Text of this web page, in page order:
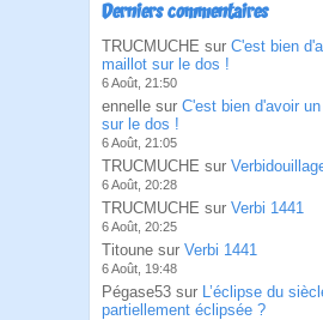
Derniers commentaires
TRUCMUCHE sur C'est bien
maillot sur le dos !
6 Août, 21:50
ennelle sur C'est bien d'avoir
sur le dos !
6 Août, 21:05
TRUCMUCHE sur
6 Août, 20:28
TRUCMUCHE sur Verbi 1441
6 Août, 20:25
Titoune sur Verbi 1441
6 Août, 19:48
Pégase53 sur L’éclipse du
partiellement éclipsée ?